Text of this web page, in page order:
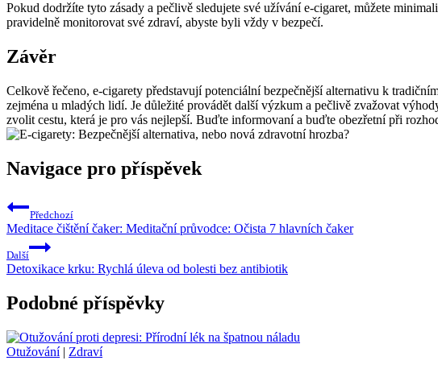
Pokud dodržíte tyto zásady a pečlivě sledujete své užívání e-cigaret, můžete
pravidelně monitorovat své zdraví, abyste byli vždy v bezpečí.
Závěr
Celkově řečeno, e-cigarety představují potenciální bezpečnější alternativu k
zejména u mladých lidí. Je důležité provádět další výzkum a pečlivě zvažovat
zvolit cestu, která je pro vás nejlepší. Buďte informovaní a buďte obezřetní při
Navigace pro příspěvek
Předchozí
Meditace čištění čaker: Meditační průvodce: Očista 7 hlavních čaker
Další
Detoxikace krku: Rychlá úleva od bolesti bez antibiotik
Podobné příspěvky
Otužování| Zdraví